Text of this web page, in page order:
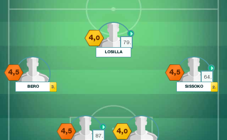
79.
4,0
LOSILLA
4,5
BERO 3.
64.
4,5
SISSOKO 2.
87.
4,5 4,0